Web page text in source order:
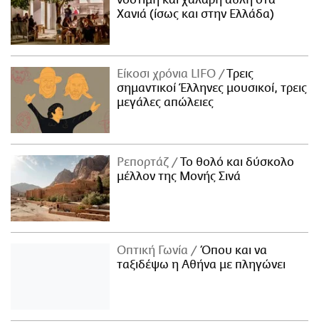
Χανιά (ίσως και στην Ελλάδα)
Είκοσι χρόνια LIFO
Tρεις
σημαντικοί Έλληνες μουσικοί, τρεις
μεγάλες απώλειες
Ρεπορτάζ
Το θολό και δύσκολο
μέλλον της Μονής Σινά
Οπτική Γωνία
Όπου και να
ταξιδέψω η Αθήνα με πληγώνει